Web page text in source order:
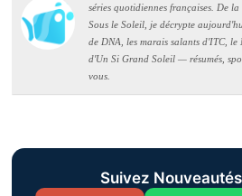
séries quotidiennes françaises. De
Sous le Soleil, je décrypte
de DNA, les marais salants d'ITC,
d'Un Si Grand Soleil — résumés,
vous.
Suivez